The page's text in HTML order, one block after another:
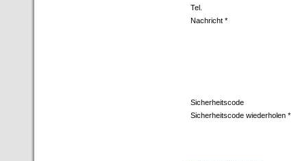
Tel.
Nachricht *
Sicherheitscode
Sicherheitscode wiederholen *